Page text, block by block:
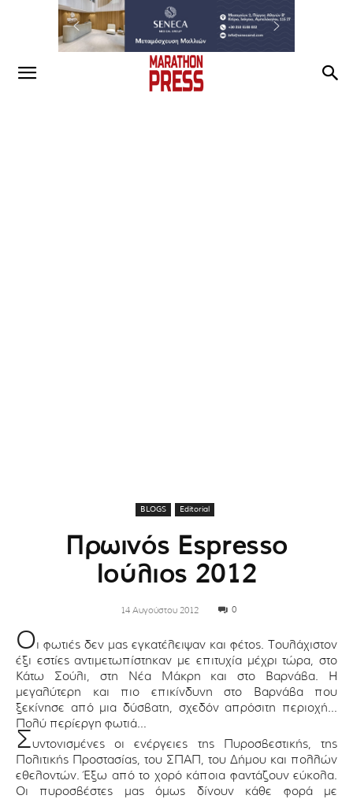
BLOGS Editorial
Πρωινός Espresso
Ιούλιος 2012
14 Αυγούστου 2012 0
Οι φωτιές δεν μας εγκατέλειψαν και φέτος. Τουλάχιστον
έξι εστίες αντιμετωπίστηκαν με επιτυχία μέχρι τώρα, στο
Κάτω Σούλι, στη Νέα Μάκρη και στο Βαρνάβα. Η
μεγαλύτερη και πιο επικίνδυνη στο Βαρνάβα που
ξεκίνησε από μια δύσβατη, σχεδόν απρόσιτη περιοχή…
Πολύ περίεργη φωτιά…
Συντονισμένες οι ενέργειες της Πυροσβεστικής, της
Πολιτικής Προστασίας, του ΣΠΑΠ, του Δήμου και πολλών
εθελοντών. Έξω από το χορό κάποια φαντάζουν εύκολα.
Οι πυροσβέστες μας όμως δίνουν κάθε φορά με